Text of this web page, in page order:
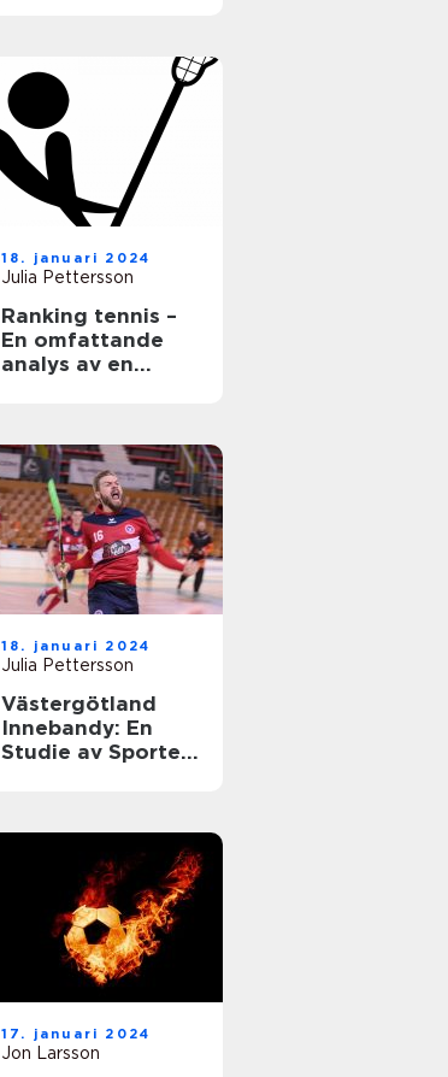
18. januari 2024
Julia Pettersson
Ranking tennis –
En omfattande
analys av en
18. januari 2024
Julia Pettersson
Västergötland
Innebandy: En
Studie av Sporten
17. januari 2024
Jon Larsson